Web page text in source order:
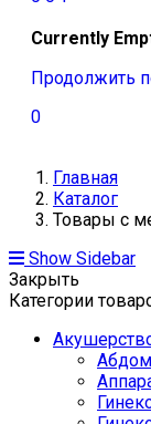
Currently
Продолжить
0
Главная
Каталог
Товары с
Show Sidebar
Закрыть
Категории